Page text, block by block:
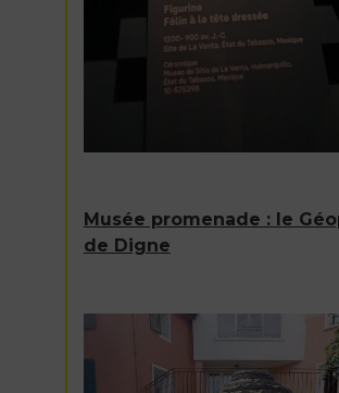
Musée promenade : le
de Digne